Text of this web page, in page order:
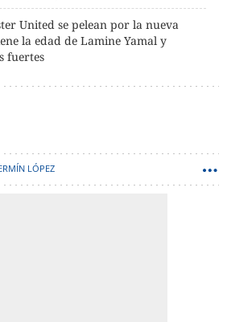
United se pelean por la nueva
la edad de Lamine Yamal y
fuertes
LÓPEZ